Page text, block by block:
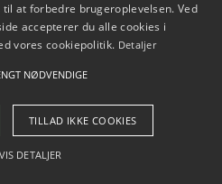
- Pilanto Aps
Blog Betingelser
at forbedre brugeroplevelsen. Ved
accepterer du alle cookies i
vores cookiepolitik. Detaljer
NØDVENDIGE
TILLAD IKKE COOKIES
VIS DETALJER